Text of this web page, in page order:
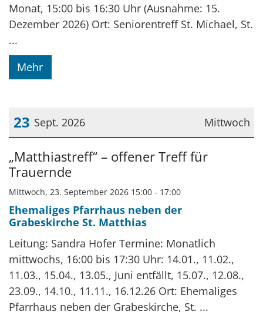
Monat, 15:00 bis 16:30 Uhr (Ausnahme: 15.
Dezember 2026) Ort: Seniorentreff St. Michael, St.
...
Mehr
Mittwoch
23 Sept. 2026
Datum: 23. September 2026
„Matthiastreff“ – offener Treff für
Trauernde
Mittwoch, 23. September 2026 15:00 - 17:00
Ehemaliges Pfarrhaus neben der
Grabeskirche St. Matthias
Leitung: Sandra Hofer Termine: Monatlich
mittwochs, 16:00 bis 17:30 Uhr: 14.01., 11.02.,
11.03., 15.04., 13.05., Juni entfällt, 15.07., 12.08.,
23.09., 14.10., 11.11., 16.12.26 Ort: Ehemaliges
Pfarrhaus neben der Grabeskirche, St. ...